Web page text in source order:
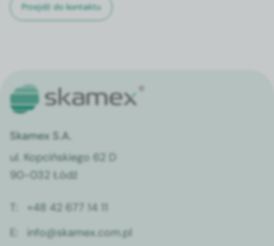
Przejdź do kontaktu
Skamex S.A.
ul. Kopcińskiego 62 D
90-032 Łódź
T:
+48 42 677 14 11
E:
info@skamex.com.pl